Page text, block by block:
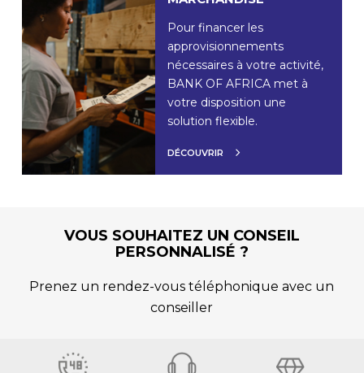
Pour financer les
approvisionnements
nécessaires à votre activité,
BANK OF AFRICA met à
votre disposition une
solution flexible.
DÉCOUVRIR
VOUS SOUHAITEZ UN CONSEIL
PERSONNALISÉ ?
Prenez un rendez-vous téléphonique avec un
conseiller